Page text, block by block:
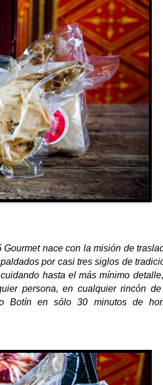
Gourmet nace con la misión de
por casi tres siglos de
hasta el más mínimo
persona, en cualquier rincón
Botín en sólo 30 minutos de